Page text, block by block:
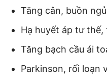
Tăng cân, buồn
Hạ huyết áp tư thế,
Tăng bạch cầu ái
Parkinson, rối loạn